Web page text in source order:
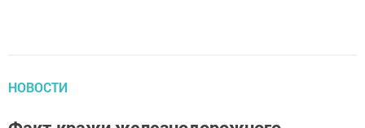
Факт кражи железнодорожного